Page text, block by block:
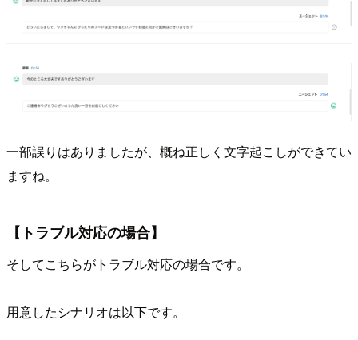
一部誤りはありましたが、概ね正しく文字起こしができてい
ますね。
【トラブル対応の場合】
そしてこちらがトラブル対応の場合です。
用意したシナリオは以下です。